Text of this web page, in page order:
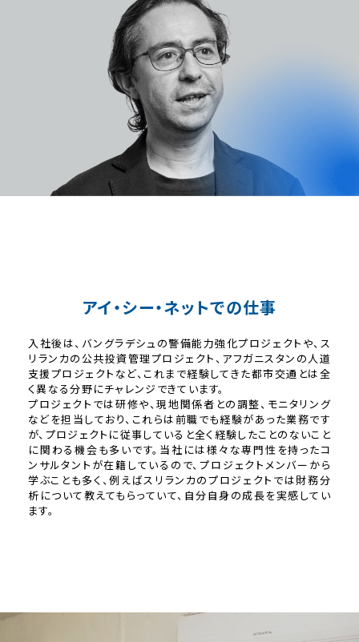
アイ・シー・ネットでの仕事
入社後は、バングラデシュの警備能力強化プロジェクトや、ス
リランカの公共投資管理プロジェクト、アフガニスタンの人道
支援プロジェクトなど、これまで経験してきた都市交通とは全
く異なる分野にチャレンジできています。
プロジェクトでは研修や、現地関係者との調整、モニタリング
などを担当しており、これらは前職でも経験があった業務です
が、プロジェクトに従事していると全く経験したことのないこと
に関わる機会も多いです。当社には様々な専門性を持ったコ
ンサルタントが在籍しているので、プロジェクトメンバーから
学ぶことも多く、例えばスリランカのプロジェクトでは財務分
析について教えてもらっていて、自分自身の成長を実感してい
ます。